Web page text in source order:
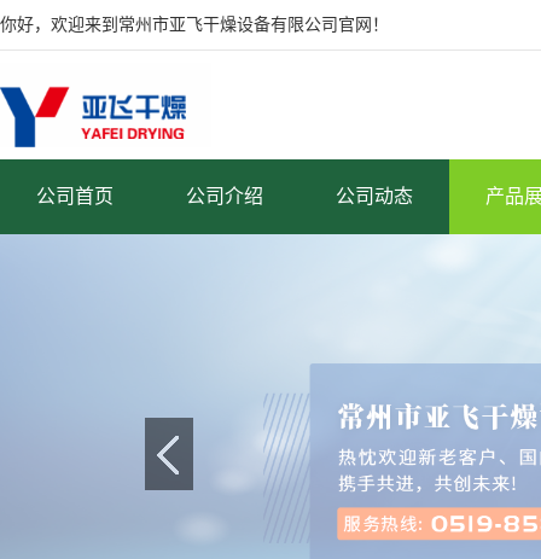
你好，欢迎来到常州市亚飞干燥设备有限公司官网！
公司首页 公司介绍 公司动态 产品